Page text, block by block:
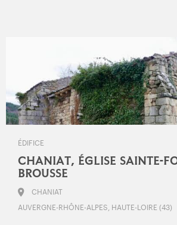
ÉDIFICE
CHANIAT, ÉGLISE SAINTE-
BROUSSE
CHANIAT
AUVERGNE-RHÔNE-ALPES, HAUTE-LOIRE (43)